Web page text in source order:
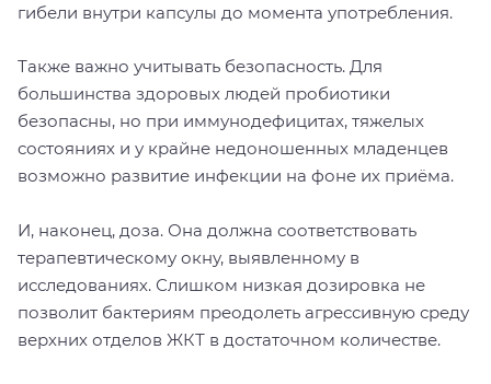
гибели внутри капсулы до момента употребления.
Также важно учитывать безопасность. Для
большинства здоровых людей пробиотики
безопасны, но при иммунодефицитах, тяжелых
состояниях и у крайне недоношенных младенцев
возможно развитие инфекции на фоне их приёма.
И, наконец, доза. Она должна соответствовать
терапевтическому окну, выявленному в
исследованиях. Слишком низкая дозировка не
позволит бактериям преодолеть агрессивную среду
верхних отделов ЖКТ в достаточном количестве.